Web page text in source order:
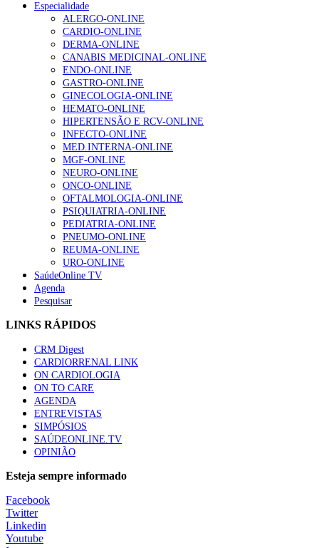
Especialidade
ALERGO-ONLINE
CARDIO-ONLINE
DERMA-ONLINE
CANABIS MEDICINAL-ONLINE
ENDO-ONLINE
GASTRO-ONLINE
GINECOLOGIA-ONLINE
HEMATO-ONLINE
HIPERTENSÃO E RCV-ONLINE
INFECTO-ONLINE
MED.INTERNA-ONLINE
MGF-ONLINE
NEURO-ONLINE
ONCO-ONLINE
OFTALMOLOGIA-ONLINE
PSIQUIATRIA-ONLINE
PEDIATRIA-ONLINE
PNEUMO-ONLINE
REUMA-ONLINE
URO-ONLINE
SaúdeOnline TV
Agenda
Pesquisar
LINKS RÁPIDOS
CRM Digest
CARDIORRENAL LINK
ON CARDIOLOGIA
ON TO CARE
AGENDA
ENTREVISTAS
SIMPÓSIOS
SAÚDEONLINE.TV
OPINIÃO
Esteja sempre informado
Facebook
Twitter
Linkedin
Youtube